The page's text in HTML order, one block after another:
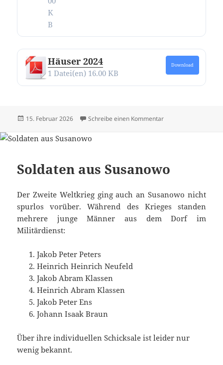
K
B
Häuser 2024
1 Datei(en) 16.00 KB
Download
Veröffentlicht
15. Februar 2026 Schreibe einen Kommentarzu Alle Texte und
Soldaten aus Susanowo
Der Zweite Weltkrieg ging auch an Susanowo nicht
spurlos vorüber. Während des Krieges standen
mehrere junge Männer aus dem Dorf im
Militärdienst:
Jakob Peter Peters
Heinrich Heinrich Neufeld
Jakob Abram Klassen
Heinrich Abram Klassen
Jakob Peter Ens
Johann Isaak Braun
Über ihre individuellen Schicksale ist leider nur
wenig bekannt.